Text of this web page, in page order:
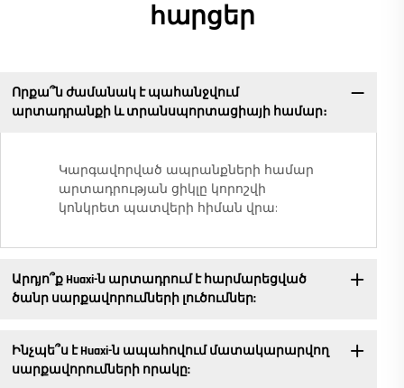
հարցեր
Որքա՞ն ժամանակ է պահանջվում
արտադրանքի և տրանսպորտացիայի համար։
Կարգավորված ապրանքների համար
արտադրության ցիկլը կորոշվի
կոնկրետ պատվերի հիման վրա:
Արդյո՞ք Huaxi-ն արտադրում է հարմարեցված
ծանր սարքավորումների լուծումներ:
Ինչպե՞ս է Huaxi-ն ապահովում մատակարարվող
սարքավորումների որակը: